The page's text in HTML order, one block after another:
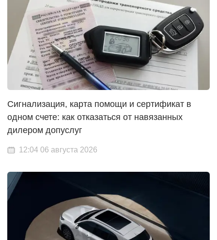
Сигнализация, карта помощи и сертификат в
одном счете: как отказаться от навязанных
дилером допуслуг
12:04 06 августа 2026